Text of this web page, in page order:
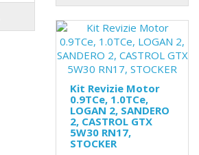
Kit Revizie Motor
0.9TCe, 1.0TCe,
LOGAN 2, SANDERO
2, CASTROL GTX
5W30 RN17,
STOCKER